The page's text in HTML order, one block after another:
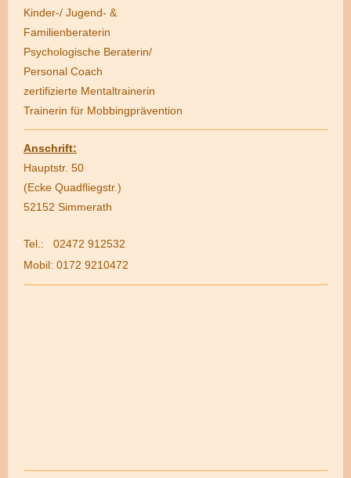
Kinder-/ Jugend- &
Familienberaterin
Psychologische Beraterin/
Personal Coach
zertifizierte Mentaltrainerin
Trainerin für Mobbingprävention
Anschrift:
Hauptstr. 50
(Ecke Quadfliegstr.)
52152 Simmerath
Tel.: 02472 912532
Mobil: 0172 9210472